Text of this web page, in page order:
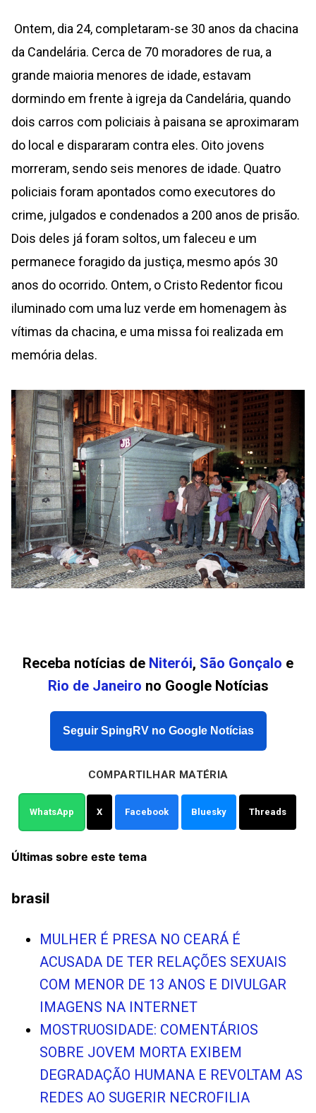
Ontem, dia 24, completaram-se 30 anos da chacina
da Candelária. Cerca de 70 moradores de rua, a
grande maioria menores de idade, estavam
dormindo em frente à igreja da Candelária, quando
dois carros com policiais à paisana se aproximaram
do local e dispararam contra eles. Oito jovens
morreram, sendo seis menores de idade. Quatro
policiais foram apontados como executores do
crime, julgados e condenados a 200 anos de prisão.
Dois deles já foram soltos, um faleceu e um
permanece foragido da justiça, mesmo após 30
anos do ocorrido. Ontem, o Cristo Redentor ficou
iluminado com uma luz verde em homenagem às
vítimas da chacina, e uma missa foi realizada em
memória delas.
Receba notícias de Niterói, São Gonçalo e
Rio de Janeiro no Google Notícias
Seguir SpingRV no Google Notícias
COMPARTILHAR MATÉRIA
WhatsApp X Facebook Bluesky Threads
Últimas sobre este tema
brasil
MULHER É PRESA NO CEARÁ É
ACUSADA DE TER RELAÇÕES SEXUAIS
COM MENOR DE 13 ANOS E DIVULGAR
IMAGENS NA INTERNET
MOSTRUOSIDADE: COMENTÁRIOS
SOBRE JOVEM MORTA EXIBEM
DEGRADAÇÃO HUMANA E REVOLTAM AS
REDES AO SUGERIR NECROFILIA